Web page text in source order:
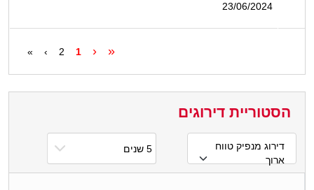
23/06/2024
«
‹
1
2
›
»
הסטוריית דירוגים
דירוג מנפיק טווח
ארוך